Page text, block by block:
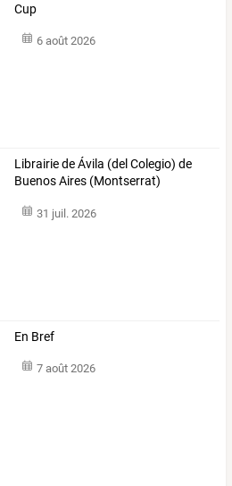
Cup
6 août 2026
Librairie de Ávila (del Colegio) de
Buenos Aires (Montserrat)
31 juil. 2026
En Bref
7 août 2026